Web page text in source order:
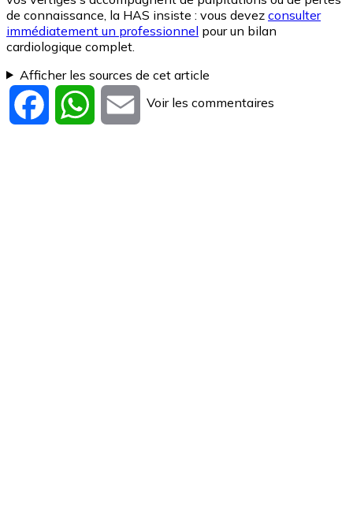
de connaissance, la HAS insiste : vous devez consulter
immédiatement un professionnel pour un bilan
cardiologique complet.
Afficher les sources de cet article
Facebook WhatsApp
Email
Voir les commentaires